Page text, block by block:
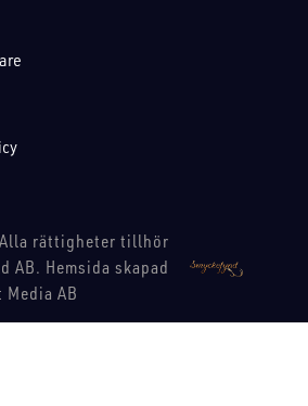
Alla rättigheter tillhör
AB. Hemsida skapad
AB